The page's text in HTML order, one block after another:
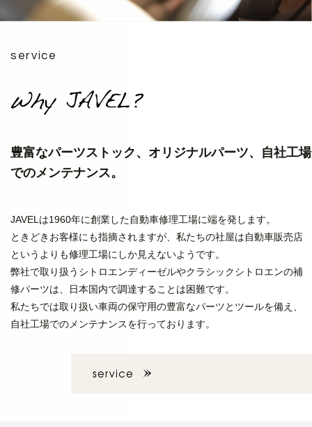
service
豊富なパーツストック、オリジナルパーツ、自社工場
でのメンテナンス。
JAVELは1960年に創業した自動車修理工場に端を発します。
ときどきお客様にも指摘されますが、私たちの社屋は自動車販売店
というよりも修理工場にしか見えないようです。
弊社で取り扱うシトロエンディーゼルやクラシックシトロエンの補
修パーツは、日本国内で調達することは困難です。
私たちでは取り扱い車両の保守用の豊富なパーツとツールを備え、
自社工場でのメンテナンスを行っております。